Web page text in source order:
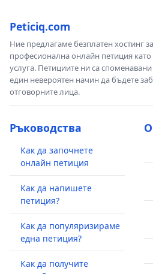
Peticiq.com
Ние предлагаме безплатен хостинг
професионална онлайн петиция
услуга. Петициите ни са
един невероятен начин да бъдете
отговорните лица.
Ръководства
Как да започнете
онлайн петиция
Как да напишете
петиция?
Как да популяризираме
една петиция?
Как да получите